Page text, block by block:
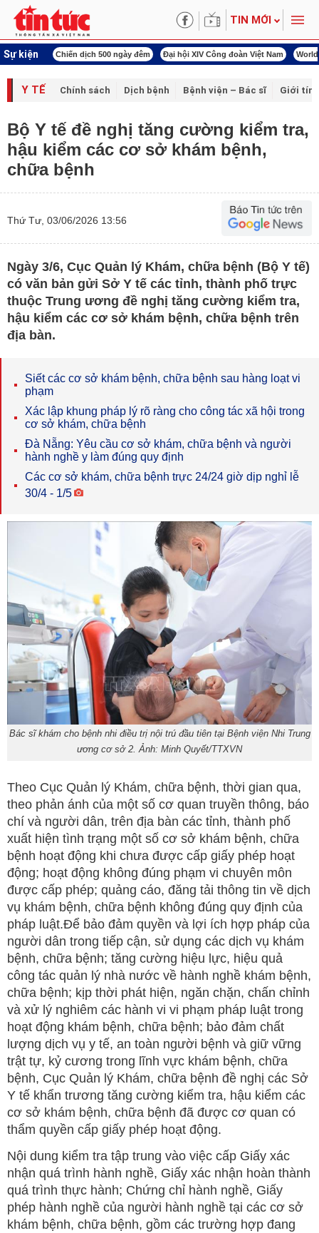
TIN MỚI
Sự kiện
mạng Chiến dịch 500 ngày đêm Đại hội XIV Công đoàn Việt Nam
Y TẾ Chính sách Dịch bệnh Bệnh viện – Bác sĩ Giới tính
Bộ Y tế đề nghị tăng cường kiểm tra,
hậu kiểm các cơ sở khám bệnh,
chữa bệnh
Thứ Tư, 03/06/2026 13:56
Ngày 3/6, Cục Quản lý Khám, chữa bệnh (Bộ Y tế)
có văn bản gửi Sở Y tế các tỉnh, thành phố trực
thuộc Trung ương đề nghị tăng cường kiểm tra,
hậu kiểm các cơ sở khám bệnh, chữa bệnh trên
địa bàn.
Siết các cơ sở khám bệnh, chữa bệnh sau hàng loạt vi
phạm
Xác lập khung pháp lý rõ ràng cho công tác xã hội trong
cơ sở khám, chữa bệnh
Đà Nẵng: Yêu cầu cơ sở khám, chữa bệnh và người
hành nghề y làm đúng quy định
Các cơ sở khám, chữa bệnh trực 24/24 giờ dịp nghỉ lễ
30/4 - 1/5
Bác sĩ khám cho bệnh nhi điều trị nội trú đầu tiên tại Bệnh viện Nhi Trung
ương cơ sở 2. Ảnh: Minh Quyết/TTXVN
Theo Cục Quản lý Khám, chữa bệnh, thời gian qua,
theo phản ánh của một số cơ quan truyền thông, báo
chí và người dân, trên địa bàn các tỉnh, thành phố
xuất hiện tình trạng một số cơ sở khám bệnh, chữa
bệnh hoạt động khi chưa được cấp giấy phép hoạt
động; hoạt động không đúng phạm vi chuyên môn
được cấp phép; quảng cáo, đăng tải thông tin về dịch
vụ khám bệnh, chữa bệnh không đúng quy định của
pháp luật.Để bảo đảm quyền và lợi ích hợp pháp của
người dân trong tiếp cận, sử dụng các dịch vụ khám
bệnh, chữa bệnh; tăng cường hiệu lực, hiệu quả
công tác quản lý nhà nước về hành nghề khám bệnh,
chữa bệnh; kịp thời phát hiện, ngăn chặn, chấn chỉnh
và xử lý nghiêm các hành vi vi phạm pháp luật trong
hoạt động khám bệnh, chữa bệnh; bảo đảm chất
lượng dịch vụ y tế, an toàn người bệnh và giữ vững
trật tự, kỷ cương trong lĩnh vực khám bệnh, chữa
bệnh, Cục Quản lý Khám, chữa bệnh đề nghị các Sở
Y tế khẩn trương tăng cường kiểm tra, hậu kiểm các
cơ sở khám bệnh, chữa bệnh đã được cơ quan có
thẩm quyền cấp giấy phép hoạt động.
Nội dung kiểm tra tập trung vào việc cấp Giấy xác
nhận quá trình hành nghề, Giấy xác nhận hoàn thành
quá trình thực hành; Chứng chỉ hành nghề, Giấy
phép hành nghề của người hành nghề tại các cơ sở
khám bệnh, chữa bệnh, gồm các trường hợp đang